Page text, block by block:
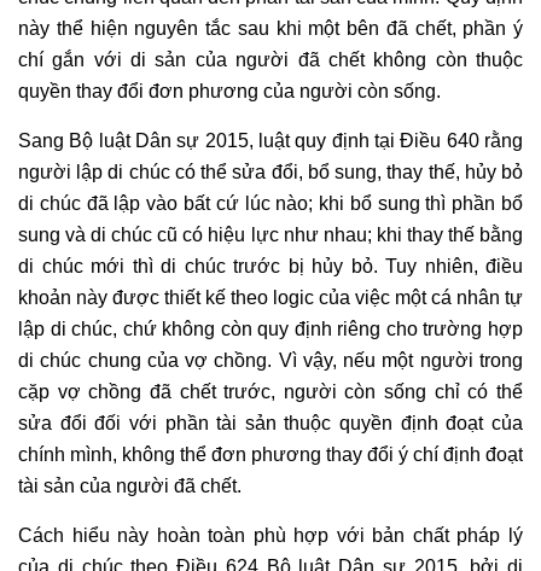
này thể hiện nguyên tắc sau khi một bên đã chết, phần ý
chí gắn với di sản của người đã chết không còn thuộc
quyền thay đổi đơn phương của người còn sống.
Sang Bộ luật Dân sự 2015, luật quy định tại Điều 640 rằng
người lập di chúc có thể sửa đổi, bổ sung, thay thế, hủy bỏ
di chúc đã lập vào bất cứ lúc nào; khi bổ sung thì phần bổ
sung và di chúc cũ có hiệu lực như nhau; khi thay thế bằng
di chúc mới thì di chúc trước bị hủy bỏ. Tuy nhiên, điều
khoản này được thiết kế theo logic của việc một cá nhân tự
lập di chúc, chứ không còn quy định riêng cho trường hợp
di chúc chung của vợ chồng. Vì vậy, nếu một người trong
cặp vợ chồng đã chết trước, người còn sống chỉ có thể
sửa đổi đối với phần tài sản thuộc quyền định đoạt của
chính mình, không thể đơn phương thay đổi ý chí định đoạt
tài sản của người đã chết.
Cách hiểu này hoàn toàn phù hợp với bản chất pháp lý